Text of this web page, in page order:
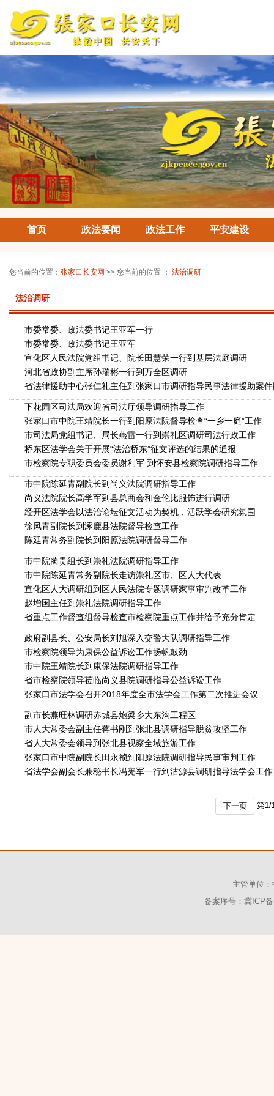
首页 政法要闻 政法工作 平安建设
您当前的位置： 张家口长安网 >> 您当前的位置 ： 法治调研
法治调研
市委常委、政法委书记王亚军一行
赴市司法局开展专题调研
市委常委、政法委书记王亚军
到张家口市中级人民法院调研
宣化区人民法院党组书记、院长田慧荣一行到基层法庭调研
河北省政协副主席孙瑞彬一行到万全区调研
省法律援助中心张仁礼主任到张家口市调研指导民事法律援助案
下花园区司法局欢迎省司法厅领导调研指导工作
张家口市中院王靖院长一行到阳原法院督导检查“一乡一庭”工作
市司法局党组书记、局长燕雷一行到崇礼区调研司法行政工作
桥东区法学会关于开展“法治桥东”征文评选的结果的通报
市检察院专职委员会委员谢利军 到怀安县检察院调研指导工作
市中院陈延青副院长到尚义法院调研指导工作
尚义法院院长高学军到县总商会和金伦比服饰进行调研
经开区法学会以法治论坛征文活动为契机，活跃学会研究氛围
徐凤青副院长到涿鹿县法院督导检查工作
陈延青常务副院长到阳原法院调研督导工作
市中院蔺贵组长到崇礼法院调研指导工作
市中院陈延青常务副院长走访崇礼区市、区人大代表
宣化区人大调研组到区人民法院专题调研家事审判改革工作
赵增国主任到崇礼法院调研指导工作
省重点工作督查组督导检查市检察院重点工作并给予充分肯定
政府副县长、公安局长刘旭深入交警大队调研指导工作
市检察院领导为康保公益诉讼工作扬帆鼓劲
市中院王靖院长到康保法院调研指导工作
省市检察院领导莅临尚义县院调研指导公益诉讼工作
张家口市法学会召开2018年度全市法学会工作第二次推进会议
副市长燕旺林调研赤城县炮梁乡大东沟工程区
市人大常委会副主任蒋书刚到张北县调研指导脱贫攻坚工作
省人大常委会领导到张北县视察全域旅游工作
张家口市中院副院长田永祯到阳原法院调研指导民事审判工作
省法学会副会长兼秘书长冯宪军一行到沽源县调研指导法学会工作
下一页 第1/
主管单位
备案序号： 冀ICP